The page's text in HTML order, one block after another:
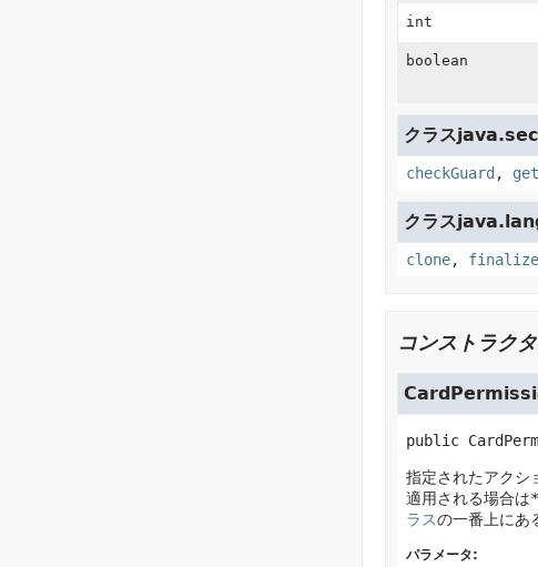
int
boolean
クラス
checkGuard ,
クラス
clone, finalize
コンストラク
public
指定されたアクシ
適用される場合は*
ラスの一番上にあ
パラメータ: